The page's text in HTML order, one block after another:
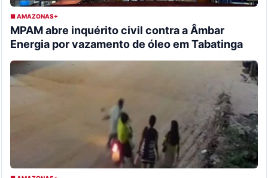
■ AMAZONAS+
MPAM abre inquérito civil contra a Âmbar
Energia por vazamento de óleo em Tabatinga